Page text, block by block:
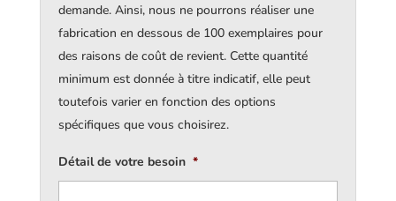
demande. Ainsi, nous ne pourrons réaliser une
fabrication en dessous de 100 exemplaires pour
des raisons de coût de revient. Cette quantité
minimum est donnée à titre indicatif, elle peut
toutefois varier en fonction des options
spécifiques que vous choisirez.
Détail de votre besoin *